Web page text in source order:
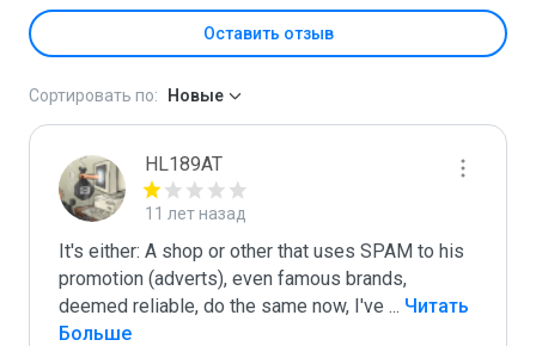
Оставить отзыв
Сортировать по: Новые
HL189AT
11 лет назад
It's either: A shop or other that uses SPAM to his
promotion (adverts), even famous brands,
deemed reliable, do the same now, I've ... Читать
Больше